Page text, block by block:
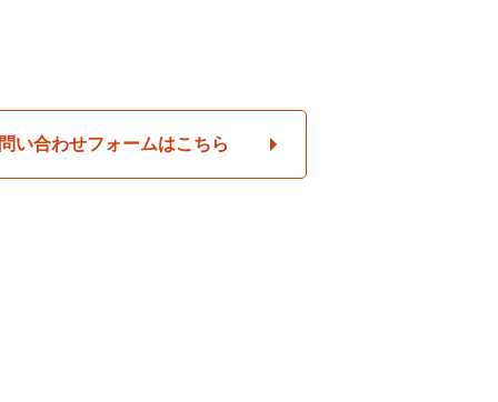
い合わせフォームはこちら